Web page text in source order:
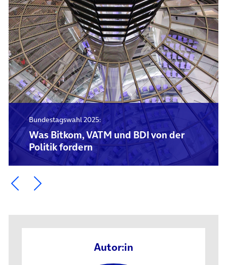
Bundestagswahl 2025:
Was Bitkom, VATM und BDI von der
Politik fordern
Ein Element zurück blättern
Ein Element weiter blättern
Autor:in